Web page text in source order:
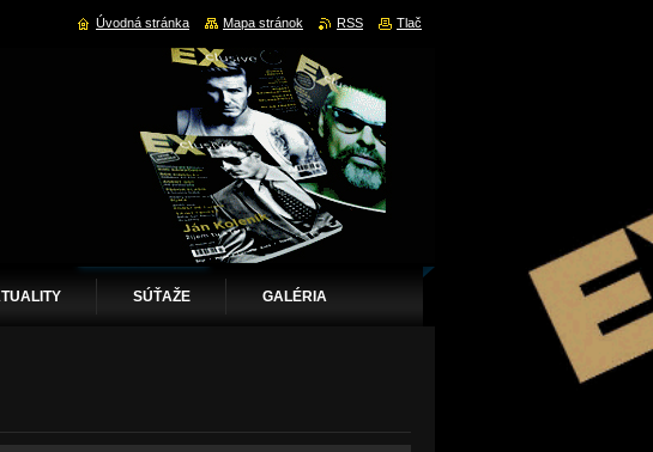
SÚŤAŽE GALÉRIA
Úvodná stránka Mapa stránok RSS Tlač